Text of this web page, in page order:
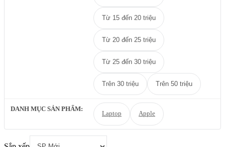
Từ 15 đến 20 triệu
Từ 20 đến 25 triệu
Từ 25 đến 30 triệu
Trên 30 triệu Trên 50 triệu
DANH MỤC SẢN PHẨM:
Laptop Apple